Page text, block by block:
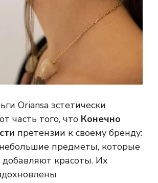
Oriansa эстетически
часть того, что Конечно
претензии к своему бренду:
предметы, которые
добавляют красоты. Их